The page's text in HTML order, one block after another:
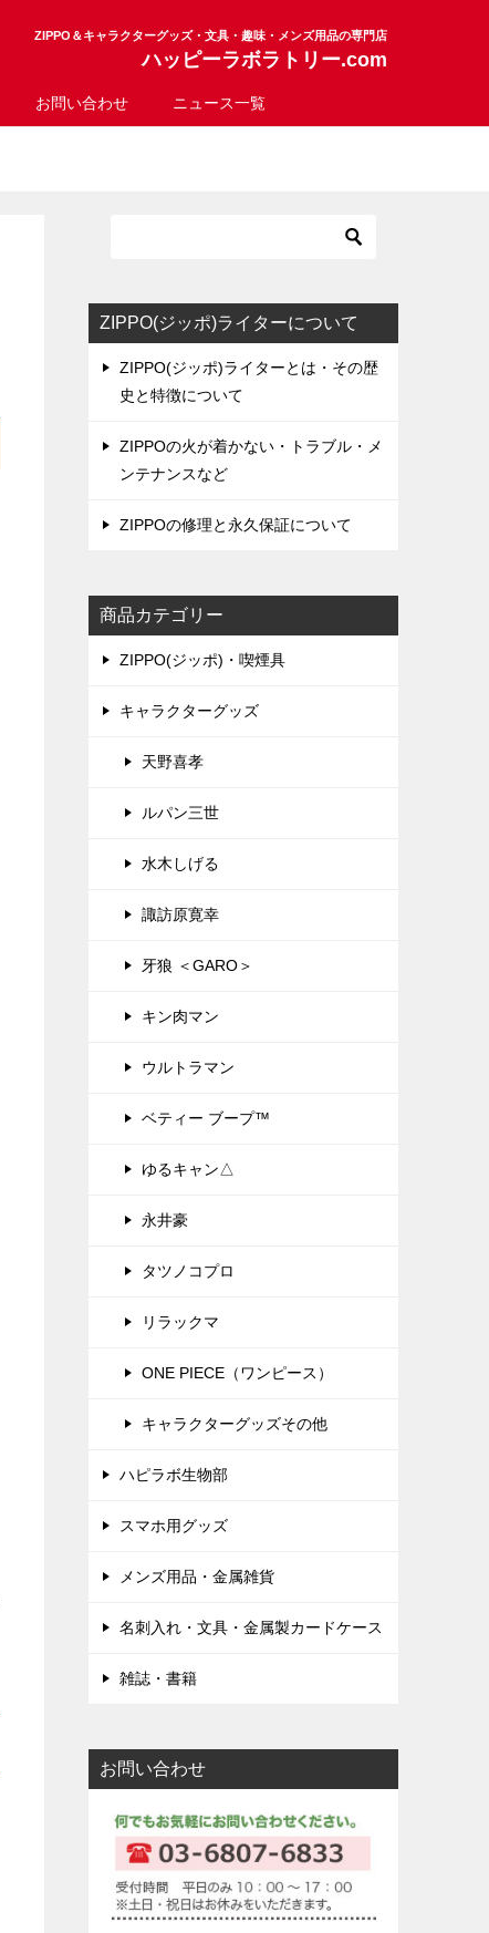
ZIPPO＆キャラクターグッズ・文具・趣味・メンズ用品の専門店
ハッピーラボラトリー.com
お問い合わせ ニュース一覧
ZIPPO(ジッポ)ライターについて
ZIPPO(ジッポ)ライターとは・その歴
史と特徴について
ZIPPOの火が着かない・トラブル・メ
ンテナンスなど
ZIPPOの修理と永久保証について
商品カテゴリー
ZIPPO(ジッポ)・喫煙具
キャラクターグッズ
天野喜孝
ルパン三世
水木しげる
諏訪原寛幸
牙狼 ＜GARO＞
キン肉マン
ウルトラマン
ベティー ブープ™
ゆるキャン△
永井豪
タツノコプロ
リラックマ
ONE PIECE（ワンピース）
キャラクターグッズその他
ハピラボ生物部
スマホ用グッズ
メンズ用品・金属雑貨
名刺入れ・文具・金属製カードケース
雑誌・書籍
お問い合わせ